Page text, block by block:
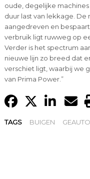
oude, degelijke
duur last van lekkage. De
aangedreven en
verbruik ligt ruwweg op
Verder is het spectrum
nieuwe lijn zo breed dat
verschiet ligt, waarbij we
van Prima Power.”
TAGS BUIGEN